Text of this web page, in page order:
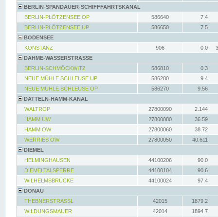
BERLIN-SPANDAUER-SCHIFFFAHRTSKANAL
BERLIN-PLÖTZENSEE OP
586640
7.4
BERLIN-PLÖTZENSEE UP
586650
7.5
BODENSEE
KONSTANZ
906 0.0
DAHME-WASSERSTRASSE
BERLIN-SCHMÖCKWITZ
586810
0.3
NEUE MÜHLE SCHLEUSE UP
586280
9.4
NEUE MÜHLE SCHLEUSE OP
586270
9.56
DATTELN-HAMM-KANAL
WALTROP
27800090
2.144
HAMM UW
27800080
36.59
HAMM OW
27800060
38.72
WERRIES OW
27800050
40.611
DIEMEL
HELMINGHAUSEN
44100206
90.0
DIEMELTALSPERRE
44100104
90.6
WILHELMSBRÜCKE
44100024
97.4
DONAU
THEBNERSTRASSL
42015
1879.2
WILDUNGSMAUER
42014
1894.7